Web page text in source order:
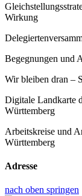
Wirkung
Begegnungen und
Wir bleiben dran –
Digitale Landkarte
Württemberg
Arbeitskreise und
Württemberg
Adresse
nach oben springen